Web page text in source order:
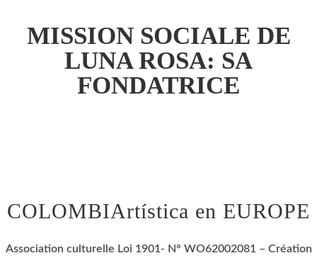
MISSION SOCIALE DE
LUNA ROSA: SA
FONDATRICE
COLOMBIArtística en EUROPE
Association culturelle Loi 1901- N° WO62002081 – Création